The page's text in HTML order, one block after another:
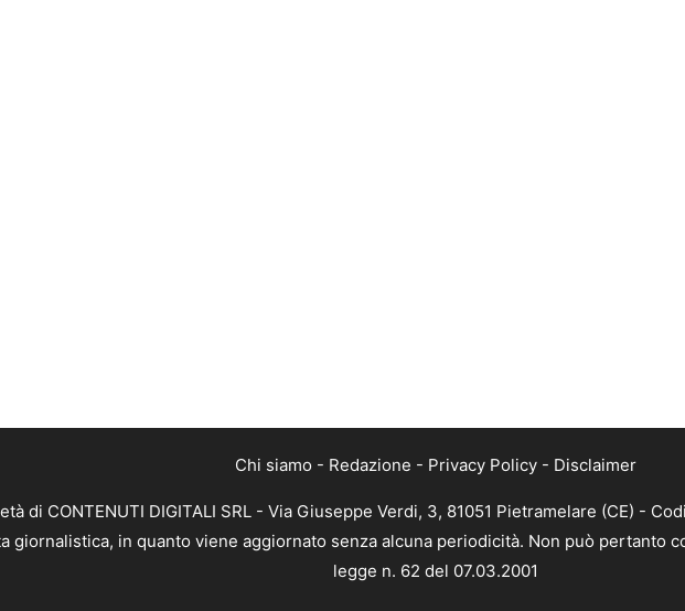
Chi siamo - Redazione - Privacy Policy - Disclaimer
di CONTENUTI DIGITALI SRL - Via Giuseppe Verdi, 3, 81051 Pietramelare (CE) -
giornalistica, in quanto viene aggiornato senza alcuna periodicità. Non può pertanto
legge n. 62 del 07.03.2001